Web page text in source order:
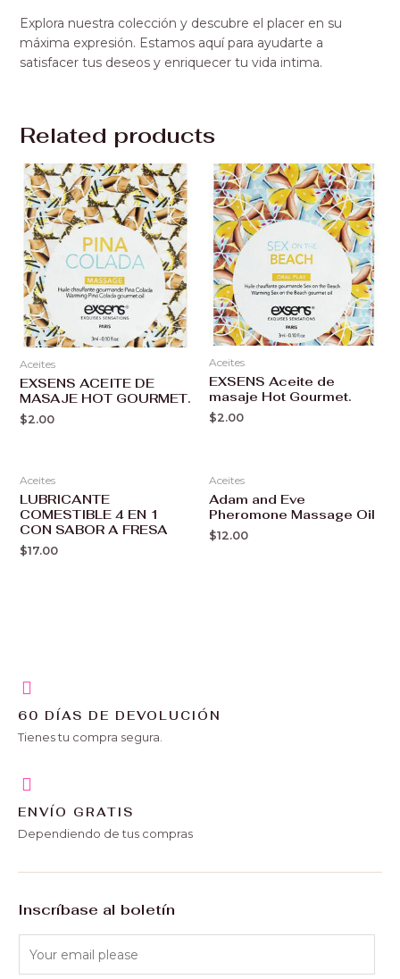
Explora nuestra colección y descubre el placer en su
máxima expresión. Estamos aquí para ayudarte a
satisfacer tus deseos y enriquecer tu vida intima.
Related products
Aceites
EXSENS ACEITE DE
MASAJE HOT GOURMET.
$2.00
Aceites
EXSENS Aceite de
masaje Hot Gourmet.
$2.00
Aceites
LUBRICANTE
COMESTIBLE 4 EN 1
CON SABOR A FRESA
$17.00
Aceites
Adam and Eve
Pheromone Massage Oil
$12.00
60 DÍAS DE DEVOLUCIÓN
Tienes tu compra segura.
ENVÍO GRATIS
Dependiendo de tus compras
Inscríbase al boletín